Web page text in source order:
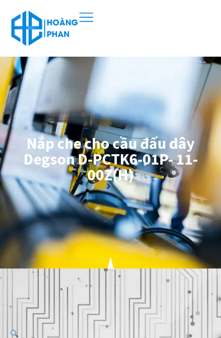
Nắp che cho cầu đấu dây
Degson D-PCTK6-01P- 11-
00Z(H)